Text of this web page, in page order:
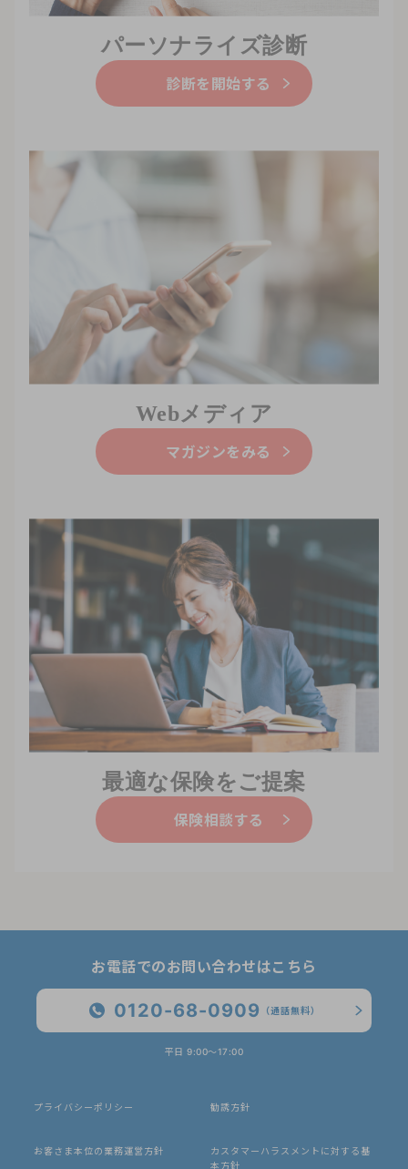
パーソナライズ診断
診断を開始する
Webメディア
マガジンをみる
最適な保険をご提案
保険相談する
お電話でのお問い合わせはこちら
0120-68-0909 （通話無料）
平日 9:00〜17:00
プライバシーポリシー 勧誘方針
お客さま本位の業務運営方針
カスタマーハラスメントに対する基
本方針